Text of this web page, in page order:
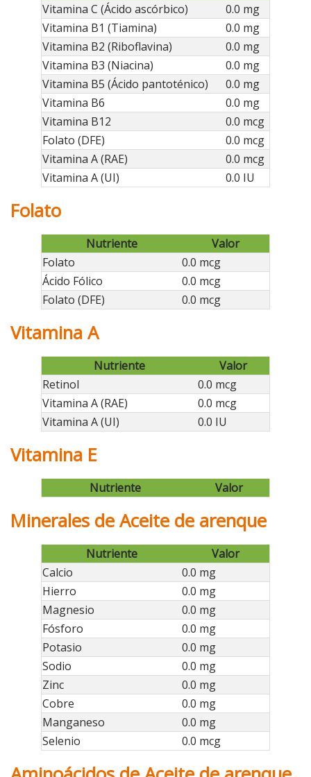
Vitamina C (Ácido ascórbico)
0.0 mg
Vitamina B1 (Tiamina)
0.0 mg
Vitamina B2 (Riboflavina)
0.0 mg
Vitamina B3 (Niacina)
0.0 mg
Vitamina B5 (Ácido pantoténico)
0.0 mg
Vitamina B6
0.0 mg
Vitamina B12
0.0 mcg
Folato (DFE)
0.0 mcg
Vitamina A (RAE)
0.0 mcg
Vitamina A (UI)
0.0 IU
Folato
Nutriente
Valor
Folato
0.0 mcg
Ácido Fólico
0.0 mcg
Folato (DFE)
0.0 mcg
Vitamina A
Nutriente
Valor
Retinol
0.0 mcg
Vitamina A (RAE)
0.0 mcg
Vitamina A (UI)
0.0 IU
Vitamina E
Nutriente Valor
Minerales de Aceite de arenque
Nutriente
Valor
Calcio
0.0 mg
Hierro
0.0 mg
Magnesio
0.0 mg
Fósforo
0.0 mg
Potasio
0.0 mg
Sodio
0.0 mg
Zinc
0.0 mg
Cobre
0.0 mg
Manganeso
0.0 mg
Selenio
0.0 mcg